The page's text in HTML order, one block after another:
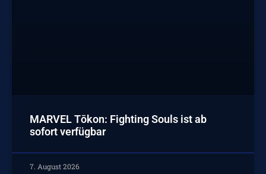
MARVEL Tōkon: Fighting Souls ist ab
sofort verfügbar
7. August 2026